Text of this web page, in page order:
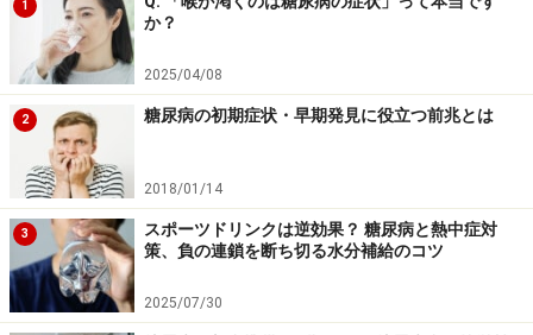
ー1gあたり0.2～3.0kcalもあって、消化・吸収が悪いわ
りには0（ゼロ）カロリーではないのです。
FDAは全ての糖アルコールを一律に2kcal/gと計算する
か、あるいは個別に積算するように勧めています。
ただし、このカロリーは、体が吸収してブドウ糖として
得たものか、小腸では吸収されずに大腸で腸内細菌によ
って分解されて、酪酸（らくさん）やプロピオン酸のよ
うな短鎖脂肪酸に代謝されたものを大腸の上皮細胞がエ
1
か？
2025/04/08
2 糖尿病の初期症状・早期発見に役立つ前兆とは
2018/01/14
3
スポーツドリンクは逆効果？ 糖尿病と熱中症対
策、負の連鎖を断ち切る水分補給のコツ
2025/07/30